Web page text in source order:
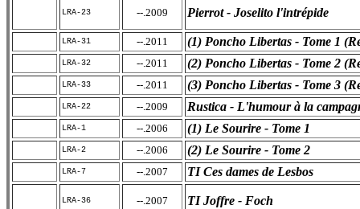
LRA-23 --.2009 Pierrot - Joselito l'intrépide
LRA-31 --.2011 (1) Poncho Libertas - Tome 1
LRA-32 --.2011 (2) Poncho Libertas - Tome 2
LRA-33 --.2011 (3) Poncho Libertas - Tome 3
LRA-22 --.2009 Rustica - L'humour à la
LRA-1 --.2006 (1) Le Sourire - Tome 1
LRA-2 --.2006 (2) Le Sourire - Tome 2
LRA-7 --.2007 TI Ces dames de Lesbos
LRA-36 --.2007 TI Joffre - Foch